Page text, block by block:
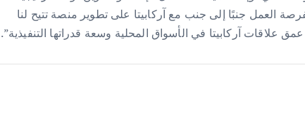
العمل جنبًا إلى جنب مع آركابيتا على تطوير منصة تتيح لنا
آركابيتا في الأسواق المحلية وسعة قدراتها التنفيذية”.